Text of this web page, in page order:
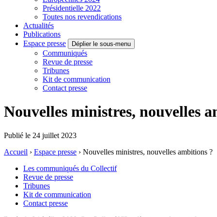
Présidentielle 2022
Toutes nos revendications
Actualités
Publications
Espace presse
Déplier le sous-menu
Communiqués
Revue de presse
Tribunes
Kit de communication
Contact presse
Nouvelles ministres, nouvelles
Publié le 24 juillet 2023
Accueil › Espace presse › Nouvelles ministres, nouvelles ambitions ?
Les communiqués du Collectif
Revue de presse
Tribunes
Kit de communication
Contact presse